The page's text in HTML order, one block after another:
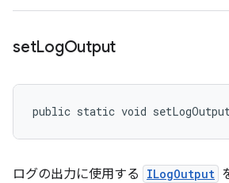
setLogOutput
public static void
ログの出力に使用する ILogOutput